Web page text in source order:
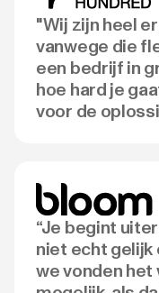
"Wij zijn heel
vanwege die
een bedrijf in
hoe hard je
voor de
“Je begint
niet echt gelijk
we vonden het